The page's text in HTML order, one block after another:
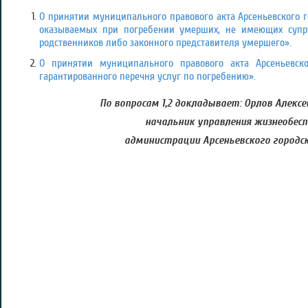
О принятии муниципального правового акта Арсеньевского
оказываемых при погребении умерших, не имеющих
родственников либо законного представителя умершего».
О принятии муниципального правового акта
гарантированного перечня услуг по погребению».
По вопросам 1,2 докладывает: Орлов
начальник управления
администрации Арсеньевского